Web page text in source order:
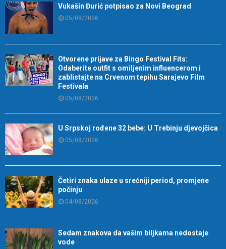
Vukašin Đurić potpisao za Novi Beograd
05/08/2026
Otvorene prijave za Bingo Festival Fits:
Odaberite outfit s omiljenim influencerom i
zablistajte na Crvenom tepihu Sarajevo Film
Festivala
05/08/2026
U Srpskoj rođene 32 bebe: U Trebinju djevojčica
05/08/2026
Četiri znaka ulaze u srećniji period, promjene
počinju
04/08/2026
Sedam znakova da vašim biljkama nedostaje
vode